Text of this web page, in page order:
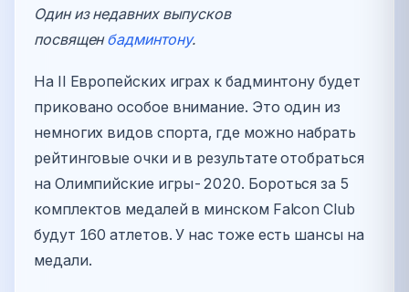
Один из недавних выпусков
посвященбадминтону.
На II Европейских играх к бадминтону будет
приковано особое внимание. Это один из
немногих видов спорта, где можно набрать
рейтинговые очки и в результате отобраться
на Олимпийские игры-2020. Бороться за 5
комплектов медалей в минском Falcon Club
будут 160 атлетов. У нас тоже есть шансы на
медали.